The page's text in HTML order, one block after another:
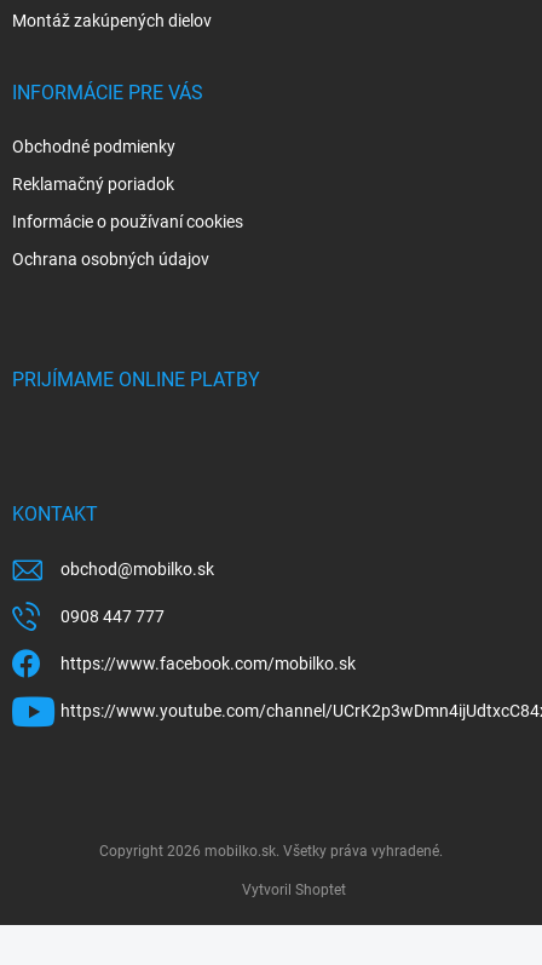
Montáž zakúpených dielov
INFORMÁCIE PRE VÁS
Obchodné podmienky
Reklamačný poriadok
Informácie o používaní cookies
Ochrana osobných údajov
PRIJÍMAME ONLINE PLATBY
KONTAKT
obchod@mobilko.sk
0908 447 777
https://www.facebook.com/mobilko.sk
https://www.youtube.com/channel/
Vytvoril Shoptet
Copyright 2026 mobilko.sk. Všetky práva vyhradené.